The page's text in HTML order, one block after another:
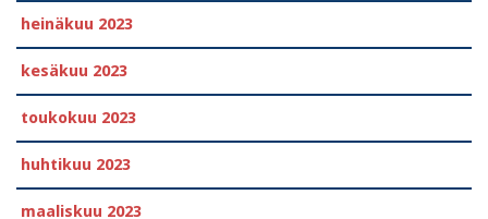
heinäkuu 2023
kesäkuu 2023
toukokuu 2023
huhtikuu 2023
maaliskuu 2023